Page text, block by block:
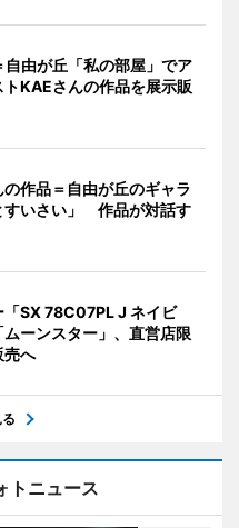
由が丘「私の部屋」でア
KAEさんの作品を展示販
の作品＝自由が丘のギャラ
すいさい」 作品が対話す
「SX 78C07PL J ネイビ
ーンスター」、直営店限
売へ
トニュース